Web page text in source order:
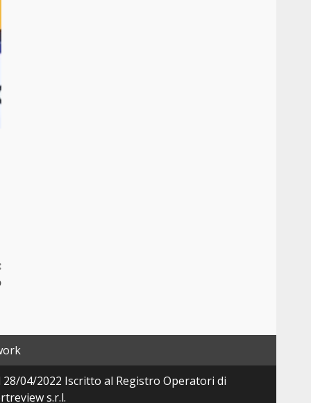
04/2022 Iscritto al Registro Operatori di
s.r.l.